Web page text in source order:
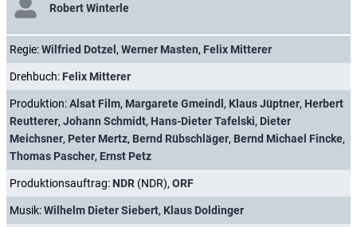
Robert Winterle
Regie:Wilfried Dotzel , Werner Masten, Felix Mitterer
Drehbuch: Felix Mitterer
Produktion:Alsat Film, Margarete Gmeindl , Klaus Jüptner, Herbert
Reutterer, Johann Schmidt, Hans-Dieter Tafelski, Dieter
Meichsner, Peter Mertz, Bernd Rübschläger, Bernd Michael Fincke,
Thomas Pascher, Ernst Petz
Produktionsauftrag: NDR (NDR), ORF
Musik:Wilhelm Dieter Siebert, Klaus Doldinger